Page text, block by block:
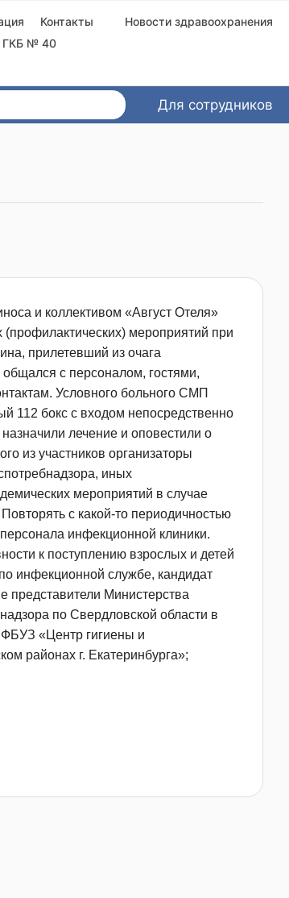
Контакты
ГКБ № 40
Новости здравоохранения
Для сотрудников
и коллективом «Август Отеля»
мероприятий при
прилетевший из очага
с персоналом, гостями,
Условного больного СМП
112 бокс с входом непосредственно
лечение и оповестили о
из участников организаторы
иных
мероприятий в случае
с какой-то периодичностью
инфекционной клиники.
к поступлению взрослых и детей
инфекционной службе, кандидат
представители Министерства
по Свердловской области в
ФБУЗ «Центр гигиены и
районах г. Екатеринбурга»;